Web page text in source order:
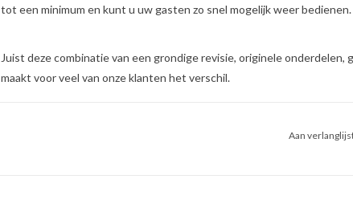
tot een minimum en kunt u uw gasten zo snel mogelijk weer bedienen.
Juist deze combinatie van een grondige revisie, originele
maakt voor veel van onze klanten het verschil.
Aan